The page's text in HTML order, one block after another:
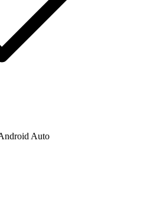
Auto